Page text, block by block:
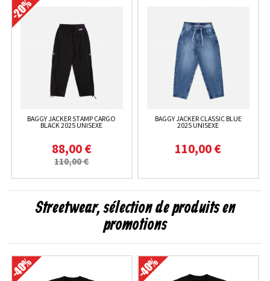
BAGGY JACKER STAMP CARGO
BLACK 2025 UNISEXE
88,00 €
110,00 €
BAGGY JACKER CLASSIC BLUE
2025 UNISEXE
110,00 €
Streetwear, sélection de produits en
promotions